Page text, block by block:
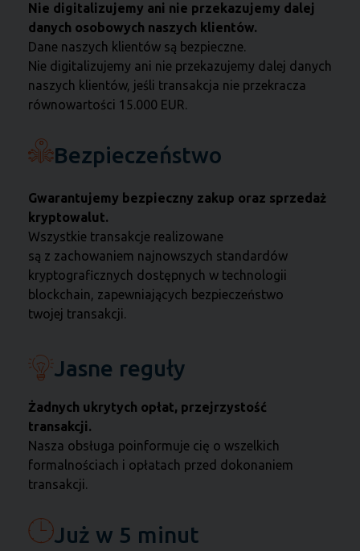
Nie digitalizujemy ani nie przekazujemy dalej
danych osobowych naszych klientów.
Dane naszych klientów są bezpieczne.
Nie digitalizujemy ani nie przekazujemy dalej danych
naszych klientów, jeśli transakcja nie przekracza
równowartości 15.000 EUR.
Bezpieczeństwo
Gwarantujemy bezpieczny zakup oraz sprzedaż
kryptowalut.
Wszystkie transakcje realizowane
są z zachowaniem najnowszych standardów
kryptograficznych dostępnych w technologii
blockchain, zapewniających bezpieczeństwo
twojej transakcji.
Jasne reguły
Żadnych ukrytych opłat, przejrzystość
transakcji.
Nasza obsługa poinformuje cię o wszelkich
formalnościach i opłatach przed dokonaniem
transakcji.
Już w 5 minut